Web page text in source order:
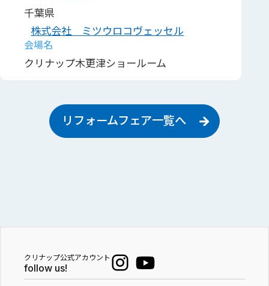
千葉県
株式会社 ミツウロコヴェッセル
クリナップ木更津ショールーム
2026.08.15（土）
10：00～
（株）匠工房 リフォームフェア
株式会社 匠工房
リフォームフェア一覧へ
クリナップ公式アカウント
follow us!